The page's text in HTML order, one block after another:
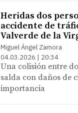
Heridas dos
accidente de
Valverde de la
Miguel Ángel Zamora
04.03.2026 | 20:34
Una colisión entre
salda con daños de
importancia